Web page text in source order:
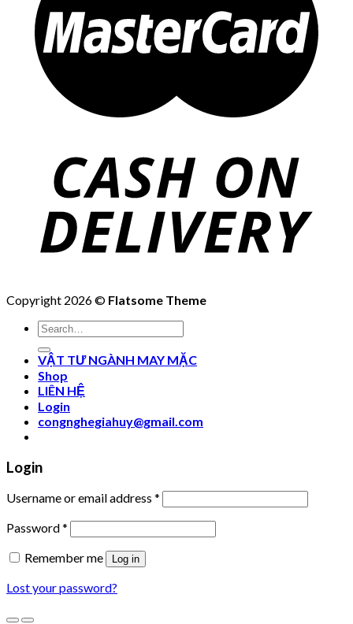
Copyright 2026 © Flatsome Theme
Search
for:
VẬT TƯ NGÀNH MAY MẶC
Shop
LIÊN HỆ
Login
congnghegiahuy@gmail.com
Login
Username or email address *
Password*
Remember me
Log in
Lost your password?